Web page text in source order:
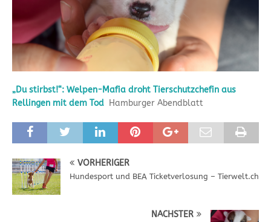
„Du stirbst!“: Welpen-Mafia droht Tierschutzchefin aus
Rellingen mit dem Tod Hamburger Abendblatt
VORHERIGER
Hundesport und BEA Ticketverlosung – Tierwelt.ch
NÄCHSTER